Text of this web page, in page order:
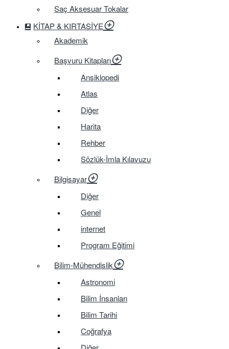
Saç Aksesuar Tokalar
KITAP & KIRTASIYE
Akademik
Başvuru Kitapları
Ansiklopedi
Atlas
Diğer
Harita
Rehber
Sözlük-İmla Kılavuzu
Bilgisayar
Diğer
Genel
internet
Program Eğitimi
Bilim-Mühendislik
Astronomi
Bilim İnsanları
Bilim Tarihi
Coğrafya